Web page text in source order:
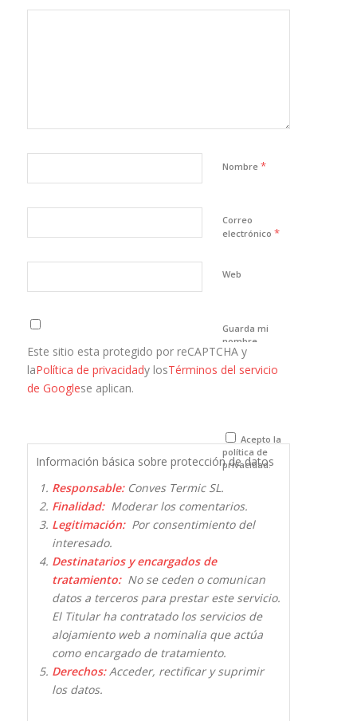
Nombre *
Correo
electrónico *
Web
Guarda mi
nombre,
correo
electrónico y
que comente.
Este sitio esta protegido por reCAPTCHA y
laPolítica de privacidady losTérminos del servicio
de Googlese aplican.
Acepto la
política de
privacidad.
Información básica sobre protección de datos
Responsable:Conves Termic SL.
Finalidad:Moderar los comentarios.
Legitimación:Por consentimiento del
interesado.
Destinatarios y encargados de
tratamiento:No se ceden o comunican
datos a terceros para prestar este servicio.
El Titular ha contratado los servicios de
alojamiento web a nominalia que actúa
como encargado de tratamiento.
Derechos:Acceder, rectificar y suprimir
los datos.